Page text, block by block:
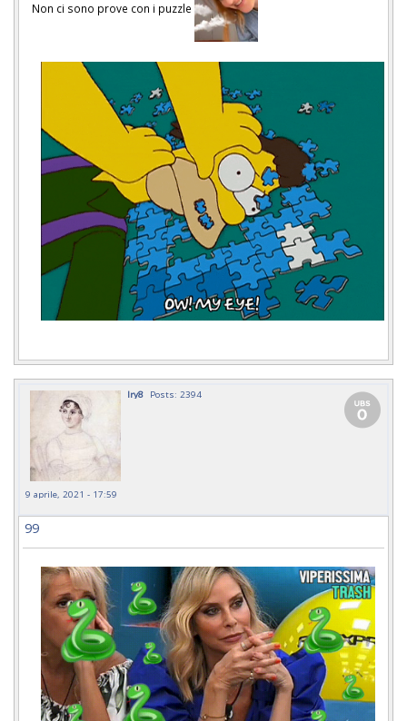
Non ci sono prove con i puzzle
Iry8 Posts: 2394
9 aprile, 2021 - 17:59
99